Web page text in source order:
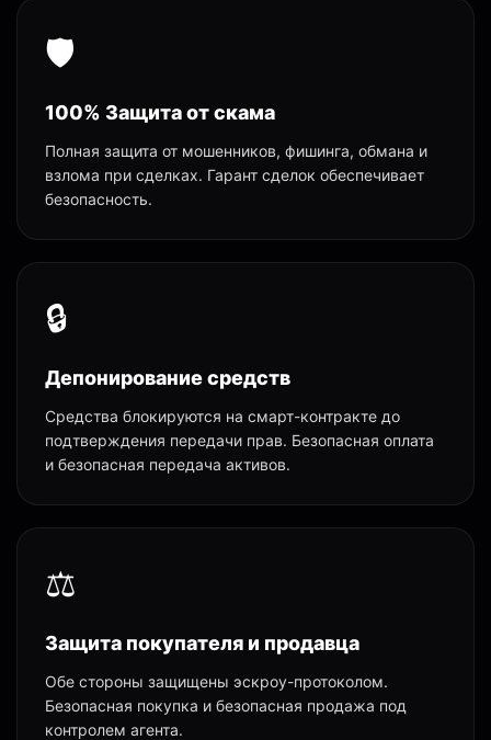
🛡️
100% Защита от скама
Полная защита от мошенников, фишинга, обмана и
взлома при сделках. Гарант сделок обеспечивает
безопасность.
🔒
Депонирование средств
Средства блокируются на смарт-контракте до
подтверждения передачи прав. Безопасная оплата
и безопасная передача активов.
⚖️
Защита покупателя и продавца
Обе стороны защищены эскроу-протоколом.
Безопасная покупка и безопасная продажа под
контролем агента.